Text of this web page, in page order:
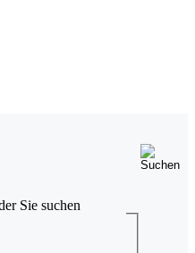
Sie suchen